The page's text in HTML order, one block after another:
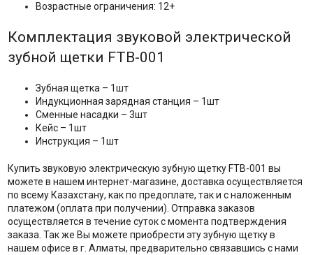
Возрастные ограничения: 12+
Комплектация звуковой электрической
зубной щетки FTB-001
Зубная щетка – 1шт
Индукционная зарядная станция – 1шт
Сменные насадки – 3шт
Кейс – 1шт
Инструкция – 1шт
Купить звуковую электрическую зубную щетку FTB-001 вы
можете в нашем интернет-магазине, доставка осуществляется
по всему Казахстану, как по предоплате, так и с наложенным
платежом (оплата при получении). Отправка заказов
осуществляется в течение суток с момента подтверждения
заказа. Так же Вы можете приобрести эту зубную щетку в
нашем офисе в г. Алматы, предварительно связавшись с нами